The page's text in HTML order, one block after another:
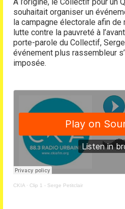
souhaitait organiser un
la campagne électorale afin
lutte contre la pauvreté à
porte-parole du Collectif, Serge
événement plus rassembleur
imposée.
CKIA · Clip 1 - Serge Petitclair